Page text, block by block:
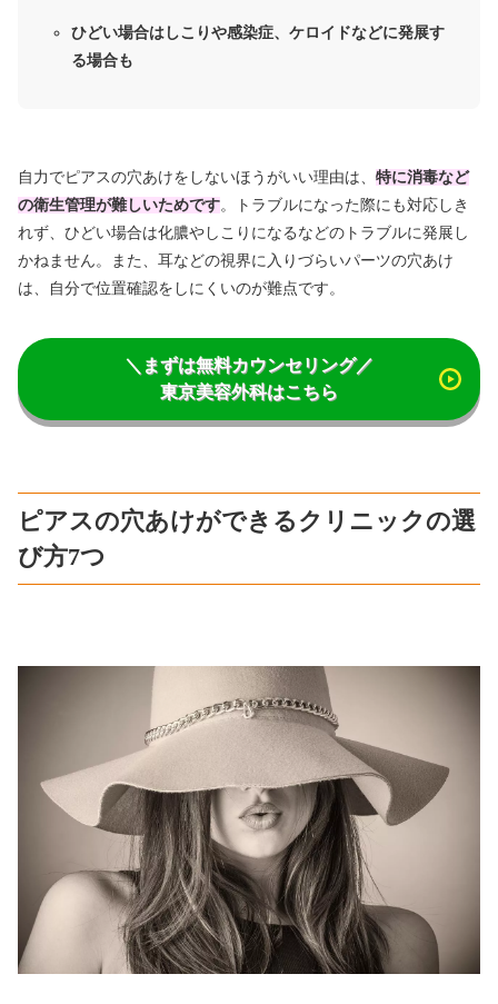
ひどい場合はしこりや感染症、ケロイドなどに発展す
る場合も
自力でピアスの穴あけをしないほうがいい理由は、 特に消毒など
の衛生管理が難しいためです。トラブルになった際にも対応しき
れず、ひどい場合は化膿やしこりになるなどのトラブルに発展し
かねません。また、耳などの視界に入りづらいパーツの穴あけ
は、自分で位置確認をしにくいのが難点です。
＼まずは無料カウンセリング／
東京美容外科はこちら
ピアスの穴あけができるクリニックの選
び方7つ